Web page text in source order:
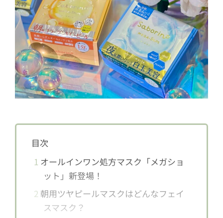
目次
1 オールインワン処方マスク「メガショ
ット」新登場！
2 朝用ツヤピールマスクはどんなフェイ
スマスク？